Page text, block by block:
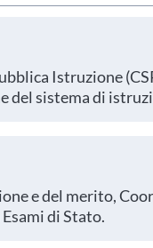
Istruzione
del sistema di
e del merito,
di Stato.